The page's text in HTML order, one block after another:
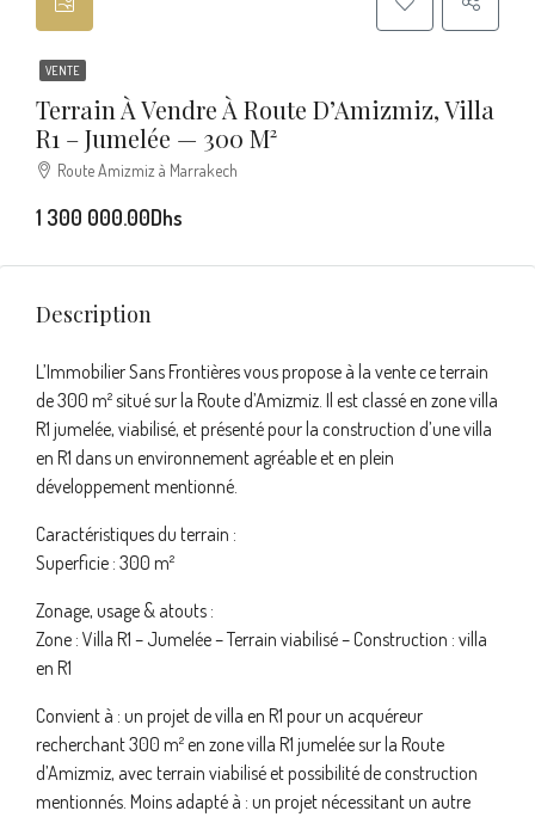
VENTE
Terrain À Vendre À Route D’Amizmiz, Villa
R1 – Jumelée — 300 M²
Route Amizmiz à Marrakech
1 300 000.00Dhs
Description
L’Immobilier Sans Frontières vous propose à la vente ce terrain
de 300 m² situé sur la Route d’Amizmiz. Il est classé en zone villa
R1 jumelée, viabilisé, et présenté pour la construction d’une villa
en R1 dans un environnement agréable et en plein
développement mentionné.
Caractéristiques du terrain :
Superficie : 300 m²
Zonage, usage & atouts :
Zone : Villa R1 – Jumelée – Terrain viabilisé – Construction : villa
en R1
Convient à : un projet de villa en R1 pour un acquéreur
recherchant 300 m² en zone villa R1 jumelée sur la Route
d’Amizmiz, avec terrain viabilisé et possibilité de construction
mentionnés. Moins adapté à : un projet nécessitant un autre